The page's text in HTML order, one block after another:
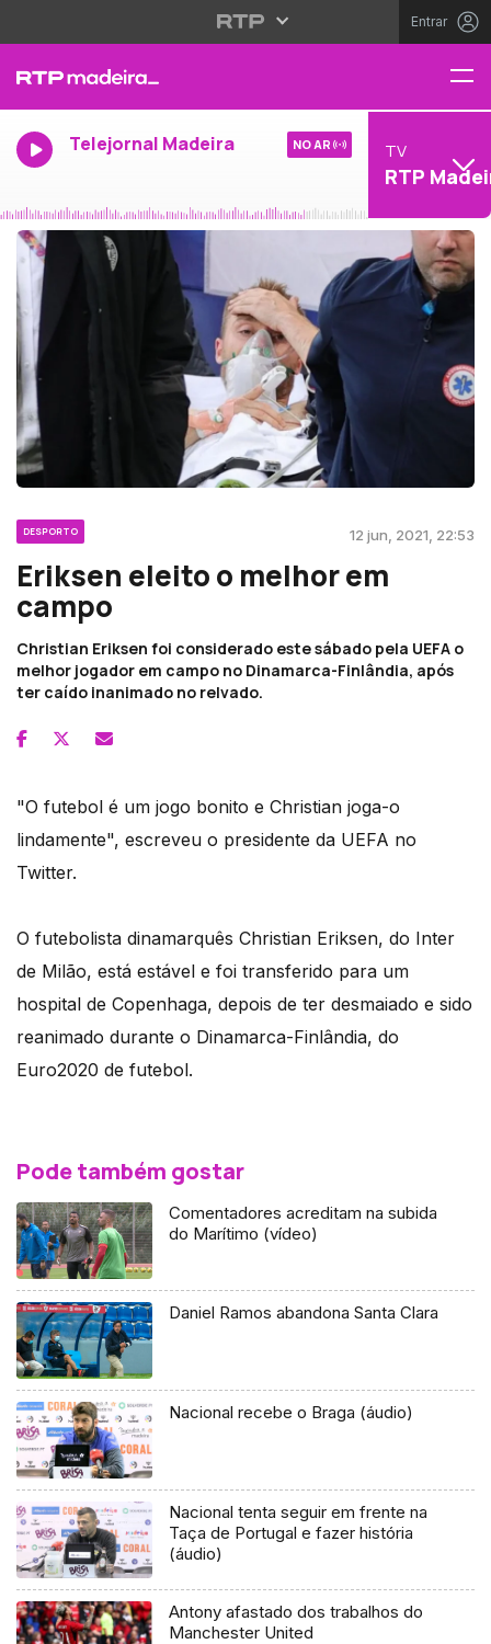
Entrar
Telejornal Madeira NO AR TV
RTP
DESPORTO 12 jun, 2021, 22:53
Eriksen eleito o melhor em
campo
Christian Eriksen foi considerado este sábado pela UEFA o
melhor jogador em campo no Dinamarca-Finlândia, após
ter caído inanimado no relvado.
"O futebol é um jogo bonito e Christian joga-o
lindamente", escreveu o presidente da UEFA no
Twitter.
O futebolista dinamarquês Christian Eriksen, do Inter
de Milão, está estável e foi transferido para um
hospital de Copenhaga, depois de ter desmaiado e sido
reanimado durante o Dinamarca-Finlândia, do
Euro2020 de futebol.
Pode também gostar
Comentadores acreditam na subida
do Marítimo (vídeo)
Daniel Ramos abandona Santa Clara
Nacional recebe o Braga (áudio)
Nacional tenta seguir em frente na
Taça de Portugal e fazer história
(áudio)
Antony afastado dos trabalhos do
Manchester United